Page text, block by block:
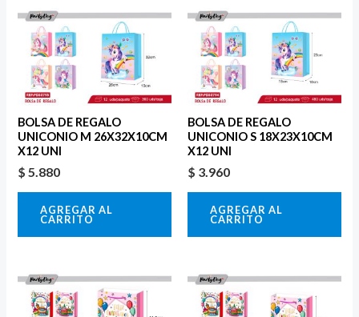
BOLSA DE REGALO
UNICONIO M 26X32X10CM
X12 UNI
$ 5.880
AGREGAR AL
CARRITO
BOLSA DE REGALO
UNICONIO S 18X23X10CM
X12 UNI
$ 3.960
AGREGAR AL
CARRITO